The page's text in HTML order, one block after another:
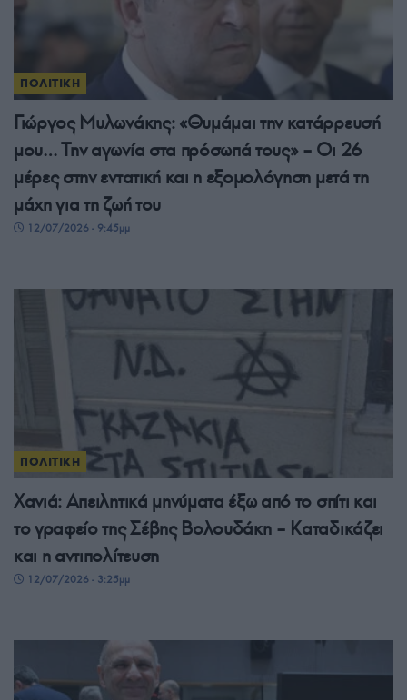
ΠΟΛΙΤΙΚΗ
Γιώργος Μυλωνάκης: «Θυμάμαι την κατάρρευσή
μου… Την αγωνία στα πρόσωπά τους» – Οι 26
μέρες στην εντατική και η εξομολόγηση μετά τη
μάχη για τη ζωή του
12/07/2026 - 9:45μμ
ΠΟΛΙΤΙΚΗ
Χανιά: Απειλητικά μηνύματα έξω από το σπίτι και
το γραφείο της Σέβης Βολουδάκη – Καταδικάζει
και η αντιπολίτευση
12/07/2026 - 3:25μμ